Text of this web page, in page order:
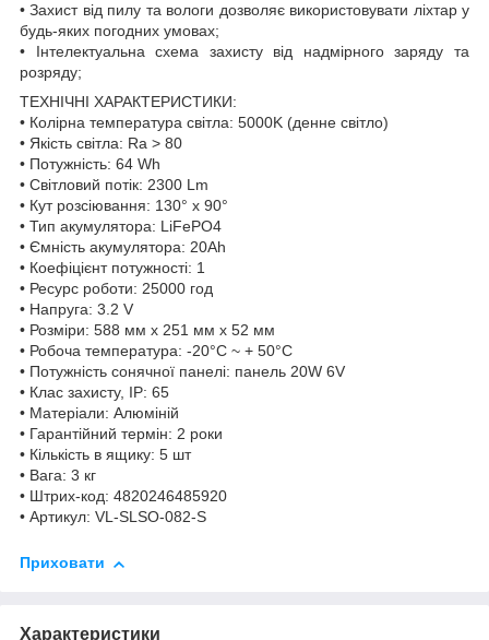
• Захист від пилу та вологи дозволяє використовувати ліхтар у
будь-яких погодних умовах;
• Інтелектуальна схема захисту від надмірного заряду та
розряду;
ТЕХНІЧНІ ХАРАКТЕРИСТИКИ:
• Колірна температура світла: 5000K (денне світло)
• Якість світла: Ra > 80
• Потужність: 64 Wh
• Світловий потік: 2300 Lm
• Кут розсіювання: 130° x 90°
• Тип акумулятора: LiFePO4
• Ємність акумулятора: 20Ah
• Коефіцієнт потужності: 1
• Ресурс роботи: 25000 год
• Напруга: 3.2 V
• Розміри: 588 мм x 251 мм x 52 мм
• Робоча температура: -20°C ~ + 50°С
• Потужність сонячної панелі: панель 20W 6V
• Клас захисту, IP: 65
• Матеріали: Алюміній
• Гарантійний термін: 2 роки
• Кількість в ящику: 5 шт
• Вага: 3 кг
• Штрих-код: 4820246485920
• Артикул: VL-SLSO-082-S
Приховати
Характеристики